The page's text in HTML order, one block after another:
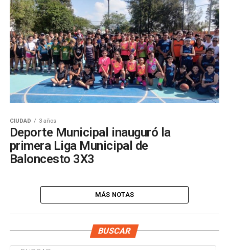
CIUDAD 3 años
Deporte Municipal inauguró la
primera Liga Municipal de
Baloncesto 3X3
MÁS NOTAS
BUSCAR